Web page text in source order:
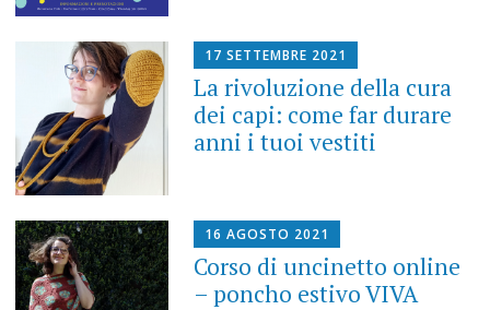
17 SETTEMBRE 2021
La rivoluzione della cura
dei capi: come far durare
anni i tuoi vestiti
16 AGOSTO 2021
Corso di uncinetto online
– poncho estivo VIVA